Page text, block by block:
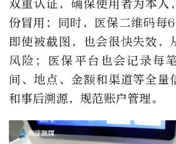
双重认证，确保使用者为本人
份冒用；同时，医保二维码每
即使被截图，也会很快失效，
风险；医保平台也会记录每
间、地点、金额和渠道等全量
和事后溯源，规范账户管理。